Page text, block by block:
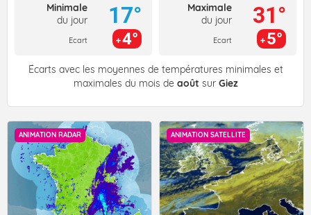
Minimale
du jour
Ecart
17°
4°
Maximale
du jour
Ecart
31°
5°
Écarts avec les moyennes de températures minimales et
maximales du mois de août sur Giez
ANIMATION RADAR ANIMATION SATELLITE